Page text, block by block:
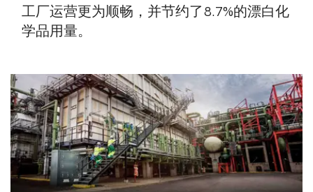
工厂运营更为顺畅，并节约了8.7%的漂白化
学品用量。